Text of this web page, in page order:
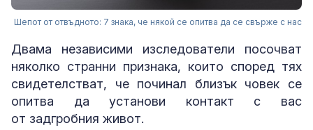
Шепот от отвъдното: 7 знака, че някой се опитва да се свърже с нас
Двама независими изследователи посочват
няколко странни признака, които според тях
свидетелстват, че починал близък човек се
опитва да установи контакт с вас
от задгробния живот.